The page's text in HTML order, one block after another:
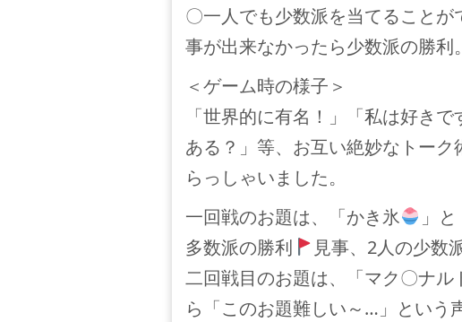
〇一人でも少数派を当てること
事が出来なかったら少数派の勝利。
＜ゲーム時の様子＞
「世界的に有名！」「私は好き
ある？」等、お互い絶妙なトー
らっしゃいました。
一回戦のお題は、「かき氷
」
多数派の勝利
見事、2人の少数
二回戦目のお題は、「マク〇ナル
ら「このお題難しい～…」という